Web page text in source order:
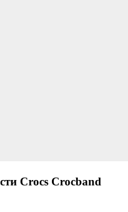
Crocs Crocband